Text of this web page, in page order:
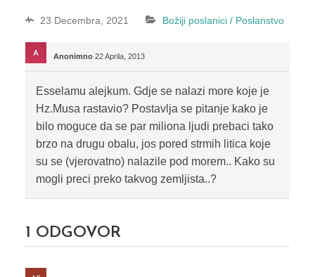
23 Decembra, 2021 Božiji poslanici / Poslanstvo
Anonimno 22 Aprila, 2013
Esselamu alejkum. Gdje se nalazi more koje je
Hz.Musa rastavio? Postavlja se pitanje kako je
bilo moguce da se par miliona ljudi prebaci tako
brzo na drugu obalu, jos pored strmih litica koje
su se (vjerovatno) nalazile pod morem.. Kako su
mogli preci preko takvog zemljista..?
1 ODGOVOR